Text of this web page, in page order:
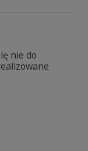
nie do